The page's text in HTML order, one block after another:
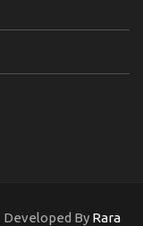
Developed By Rara